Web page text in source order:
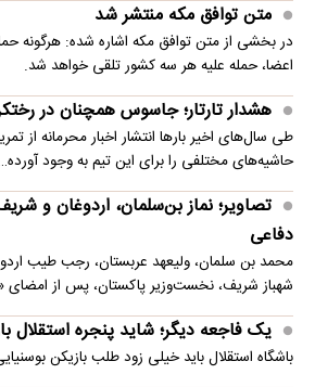
متن توافق مکه منتشر شد
در بخشی از متن توافق مکه اشاره شده: هرگونه
اعضا، حمله علیه هر سه کشور تلقی خواهد شد.
هشدار تارتار؛ جاسوس همچنان در
طی سال‌های اخیر بارها انتشار اخبار محرمانه از
حاشیه‌های مختلفی را برای این تیم به وجود آورده…
تصاویر؛ نماز بن‌سلمان، اردوغان و
دفاعی
محمد بن سلمان، ولیعهد عربستان، رجب طیب
شهباز شریف، نخست‌وزیر پاکستان، پس از امضای
یک فاجعه دیگر؛ شاید پنجره استقلال
باشگاه استقلال باید خیلی زود طلب بازیکن